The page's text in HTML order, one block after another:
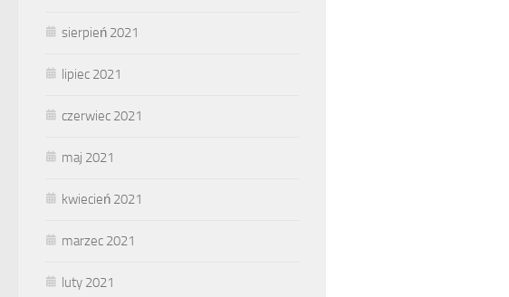
sierpień 2021
lipiec 2021
czerwiec 2021
maj 2021
kwiecień 2021
marzec 2021
luty 2021